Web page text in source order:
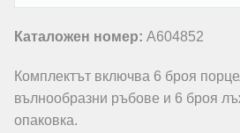
Каталожен номер: A604852
Комплектът включва 6 броя
вълнообразни ръбове и 6 броя
опаковка.